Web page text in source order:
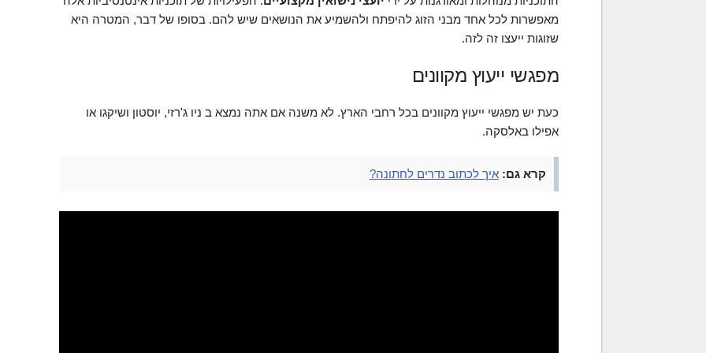
מאפשרות לכל אחד מבני הזוג להיפתח ולהשמיע את הנושאים שיש להם. בסופו של דבר, המטרה היא
שזוגות ייעצו זה לזה.
מפגשי ייעוץ מקוונים
כעת יש מפגשי ייעוץ מקוונים בכל רחבי הארץ. לא משנה אם אתה נמצא ב ניו ג'רזי, יוסטון ושיקגו או
אפילו באלסקה.
קרא גם: איך לכתוב נדרים לחתונה?